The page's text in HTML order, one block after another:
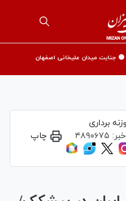
🟡 جنایت میدان علیخانی اصفهان
برداری
۴۸۹۰۶۷۵ چاپ